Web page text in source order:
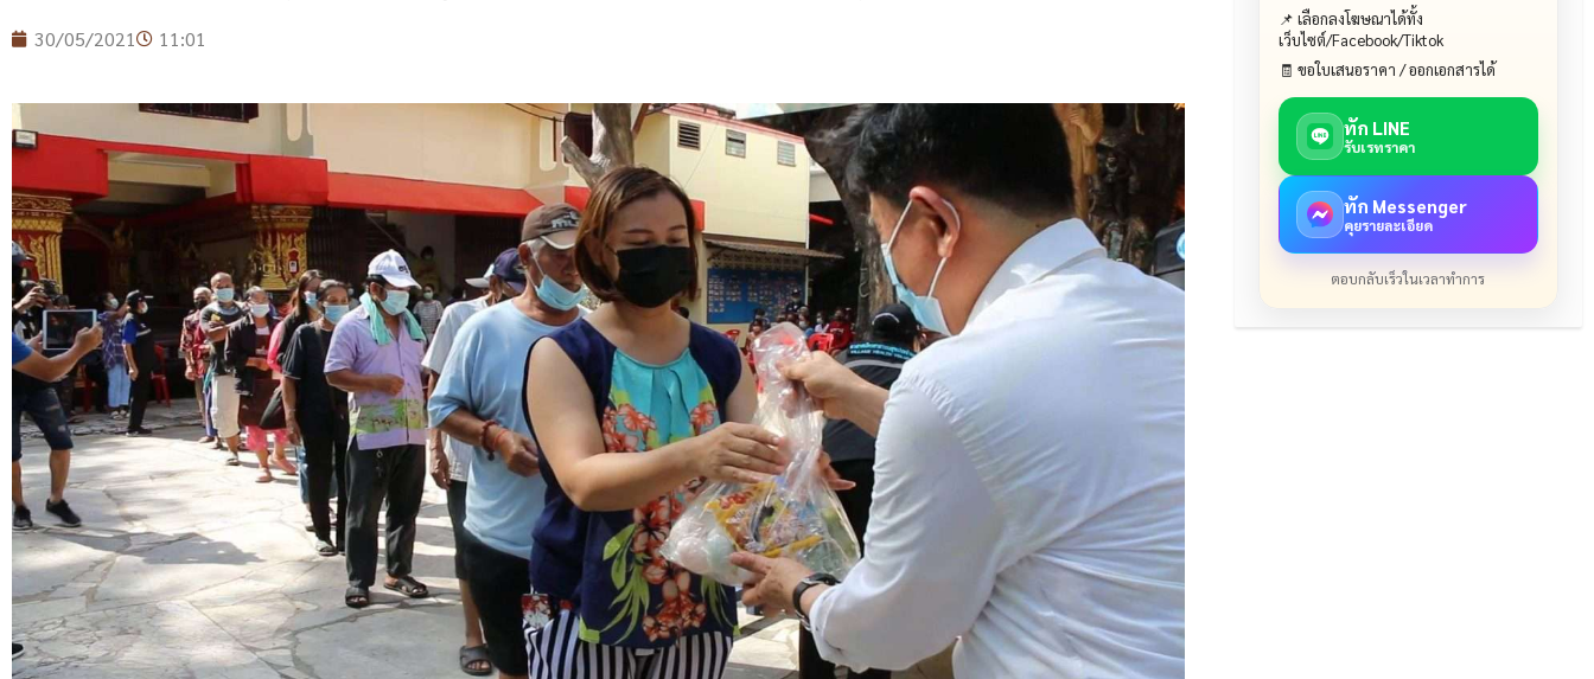
30/05/2021 11:01
📌 เลือกลงโฆษณาได้ทั้ง
เว็บไซต์/Facebook/Tiktok
🧾 ขอใบเสนอราคา / ออกเอกสารได้
ทัก LINE
รับเรทราคา
ทัก Messenger
คุยรายละเอียด
ตอบกลับเร็วในเวลาทำการ